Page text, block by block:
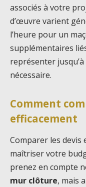
associés à votre
d’œuvre varient
l’heure pour un
supplémentaires
représenter
nécessaire.
Comment
efficacement
Comparer les
maîtriser votre
prenez en compte
mur clôture, mais